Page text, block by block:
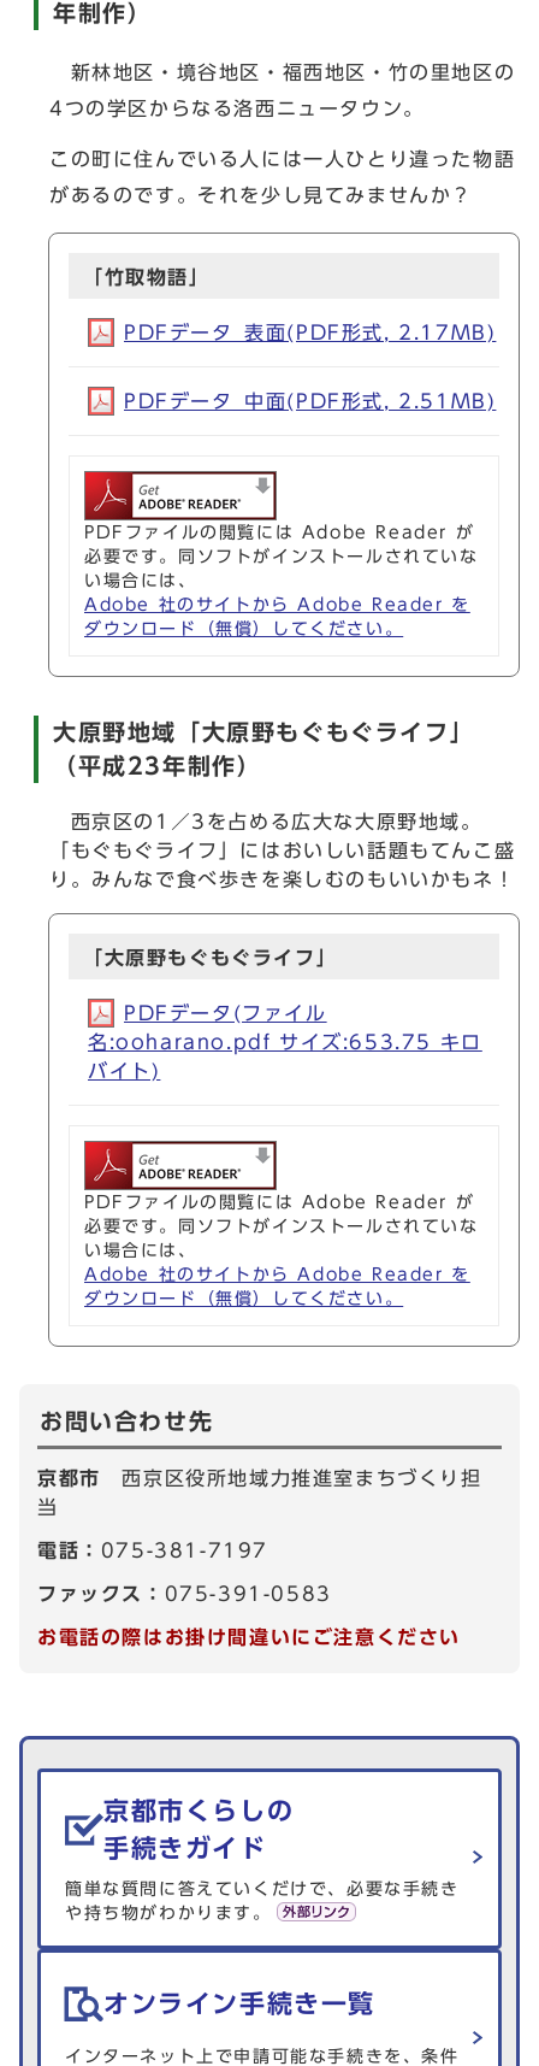
年制作）
新林地区・境谷地区・福西地区・竹の里地区の
4つの学区からなる洛西ニュータウン。
この町に住んでいる人には一人ひとり違った物語
があるのです。それを少し見てみませんか？
「竹取物語」
PDFデータ_表面(PDF形式, 2.17MB)
PDFデータ_中面(PDF形式, 2.51MB)
PDFファイルの閲覧には Adobe Reader が
必要です。同ソフトがインストールされていな
い場合には、
Adobe 社のサイトから Adobe Reader を
ダウンロード（無償）してください。
大原野地域「大原野もぐもぐライフ」
（平成23年制作）
西京区の1／3を占める広大な大原野地域。
「もぐもぐライフ」にはおいしい話題もてんこ盛
り。みんなで食べ歩きを楽しむのもいいかもネ！
「大原野もぐもぐライフ」
PDFデータ(ファイル
名:ooharano.pdf サイズ:653.75 キロ
バイト)
PDFファイルの閲覧には Adobe Reader が
必要です。同ソフトがインストールされていな
い場合には、
Adobe 社のサイトから Adobe Reader を
ダウンロード（無償）してください。
お問い合わせ先
京都市西京区役所地域力推進室まちづくり担
当
電話： 075-381-7197
ファックス： 075-391-0583
お電話の際はお掛け間違いにご注意ください
生活情報を探す
京都市くらしの
手続きガイド
簡単な質問に答えていくだけで、必要な手続き
や持ち物がわかります。
オンライン手続き一覧
インターネット上で申請可能な手続きを、条件